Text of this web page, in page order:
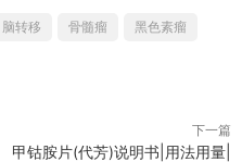
脑转移 骨髓瘤 黑色素瘤
下一篇
甲钴胺片(代芳)说明书|用法用量|